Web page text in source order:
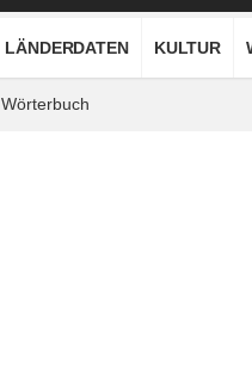
LÄNDERDATEN KULTUR
Wörterbuch